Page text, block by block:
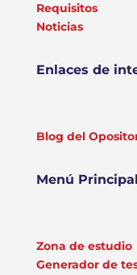
Requisitos
Noticias
Enlaces de
Blog del
Menú Principal
Zona de estudio
Generador de